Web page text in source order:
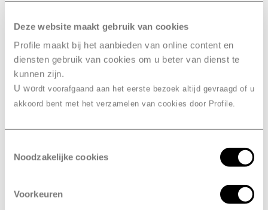
Deze website maakt gebruik van cookies
Profile maakt bij het aanbieden van online content en
diensten gebruik van cookies om u beter van dienst te
kunnen zijn.
U wordt voorafgaand aan het eerste bezoek altijd gevraagd of u
akkoord bent met het verzamelen van cookies door Profile.
Noodzakelijke cookies
Voorkeuren
Combineer de APK met een grote
beurt
Is de APKverplicht ?
verplicht is. Het doel van de keuring is om de
verkeersveiligheid te verbeteren en om het milieu te
naar de verlichting van je voertuig. Maar ook